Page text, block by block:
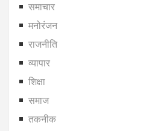
समाचार
मनोरंजन
राजनीति
व्यापार
शिक्षा
समाज
तकनीक